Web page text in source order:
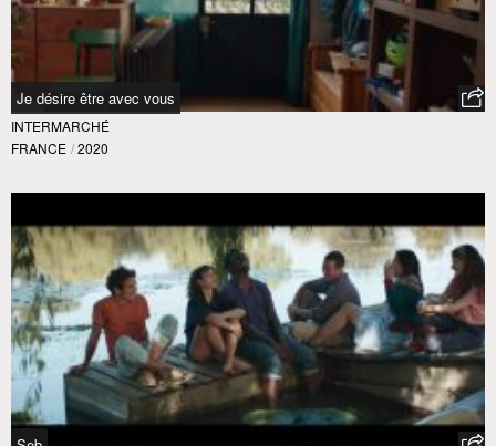
Je désire être avec vous
INTERMARCHÉ
FRANCE / 2020